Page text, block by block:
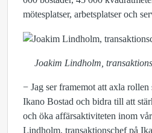
mötesplatser, arbetsplatser och
Joakim Lindholm,
− Jag ser framemot att axla rollen
Ikano Bostad och bidra till att
och öka affärsaktiviteten inom
Lindholm, transaktionschef på